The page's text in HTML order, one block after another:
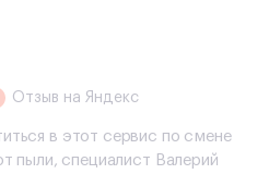
Отзыв на Яндекс
в этот сервис по смене
пыли, специалист Валерий